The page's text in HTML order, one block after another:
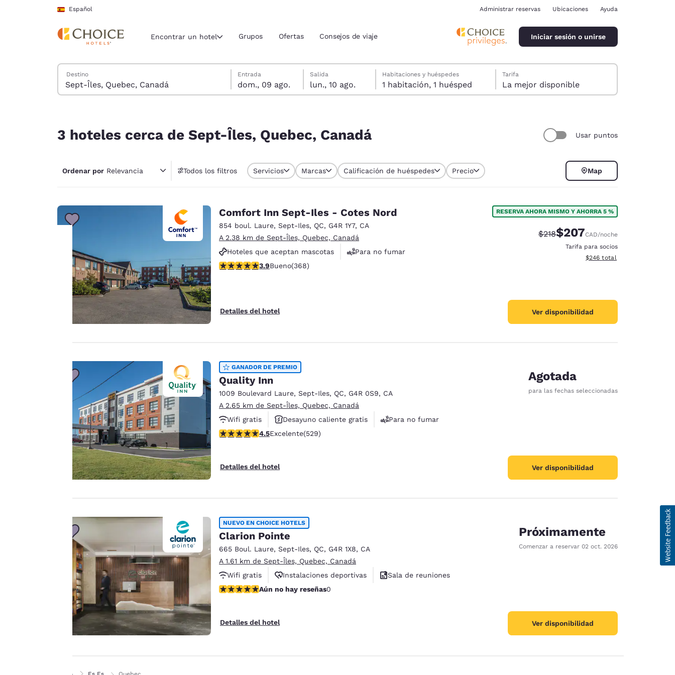
Saltar A Contenido Principal
Español
Región y ubicación actuales
América
English Español Español
México
Español
Deutschland
Deutsch
Spain
English
United Kingdom
English
Asia-Pacífico
Australia India New Zealand
Administrar reservas Ubicaciones Ayuda
Encontrar un hotel Grupos Ofertas Consejos de viaje Iniciar sesión o unirse
Buscar hoteles
Destino
domingo, 9 de agosto
Entrada
dom., 09 ago.
lunes, 10 de agosto
Salida
lun., 10 ago.
Fecha de salida seleccionada: lunes, 10 de agosto
Fecha de entrada seleccionada: domingo, 9 de agosto
Habitaciones y huéspedes
1 habitación, 1 huésped
Tarifa
La mejor disponible
3 hoteles cerca de Sept-Îles, Quebec, Canadá Usar puntos
Ordenar por Relevancia Todos los filtros Servicios Marcas Calificación de huéspedes Precio Map
Comfort Inn Sept-Iles - Cotes Nord
854 boul. Laure, Sept-Iles, QC, G4R 1Y7, CA
A 2.38 km de Sept-Îles, Quebec, Canadá
Hoteles que aceptan mascotas
Para no fumar
Servicio de lavandería
Calificación de 3.91 estrellas. Bueno. 368 reseñas
3.9Bueno(368)
Detalles del hotel
RESERVA AHORA MISMO Y AHORRA 5 %
Tarifa tachada:
$218Tarifa reducida:
$207CAD/noche
Tarifa para socios
Ver detalles totales
$246 total
Ver disponibilidad
GANADOR DE PREMIO
Quality Inn
1009 Boulevard Laure, Sept-Iles, QC, G4R 0S9, CA
A 2.65 km de Sept-Îles, Quebec, Canadá
Wifi gratis
Desayuno caliente gratis
Para no fumar
Calificación de 4.49 estrellas. Excelente. 529 reseñas
4.5Excelente(529)
Detalles del hotel
Agotada
para las fechas seleccionadas
Ver disponibilidad
NUEVO EN CHOICE HOTELS
Clarion Pointe
665 Boul. Laure, Sept-Iles, QC, G4R 1X8, CA
A 1.61 km de Sept-Îles, Quebec, Canadá
Wifi gratis
Instalaciones deportivas
Sala de reuniones
Aún no hay reseñasAún no hay reseñas0
Detalles del hotel
Próximamente
Comenzar a reservar 02 oct. 2026
Ver disponibilidad
privacidad
importante
nosotros.
Nuestro sitio web
utiliza cookies,
incluidas cookies de
terceros, con fines de
rendimiento y para
ofrecerte una
experiencia web
personalizada al
preferencias de
navegación. Esto nos
permite recordar tus
datos, mostrarte
productos de interés
y seguir mejorando
nuestros servicios.
Puedes cambiar estos
ajustes en cualquier
Aceptar todas las cookies Rechazar todas las cookies Configuración de cookies